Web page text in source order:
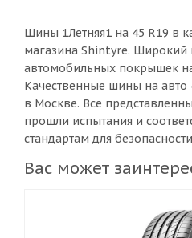
Шины 1Летняя1 на 45 R19 в
магазина Shintyre. Широкий
автомобильных покрышек
Качественные шины на авто
в Москве. Все
прошли испытания и
стандартам для
Вас может